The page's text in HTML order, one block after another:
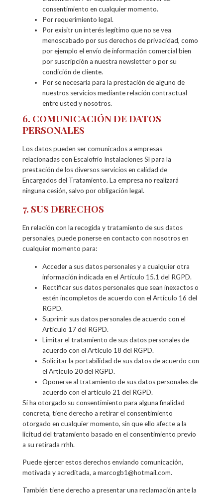
consentimiento en cualquier momento.
Por requerimiento legal.
Por exisitr un interés legítimo que no se vea
menoscabado por sus derechos de privacidad, como
por ejemplo el envío de información comercial bien
por suscripción a nuestra newsletter o por su
condición de cliente.
Por se necesaria para la prestación de alguno de
nuestros servicios mediante relación contractual
entre usted y nosotros.
6. COMUNICACIÓN DE DATOS
PERSONALES
Los datos pueden ser comunicados a empresas
relacionadas con Escalofrio Instalaciones Sl para la
prestación de los diversos servicios en calidad de
Encargados del Tratamiento. La empresa no realizará
ninguna cesión, salvo por obligación legal.
7. SUS DERECHOS
En relación con la recogida y tratamiento de sus datos
personales, puede ponerse en contacto con nosotros en
cualquier momento para:
Acceder a sus datos personales y a cualquier otra
información indicada en el Artículo 15.1 del RGPD.
Rectificar sus datos personales que sean inexactos o
estén incompletos de acuerdo con el Artículo 16 del
RGPD.
Suprimir sus datos personales de acuerdo con el
Artículo 17 del RGPD.
Limitar el tratamiento de sus datos personales de
acuerdo con el Artículo 18 del RGPD.
Solicitar la portabilidad de sus datos de acuerdo con
el Artículo 20 del RGPD.
Oponerse al tratamiento de sus datos personales de
acuerdo con el artículo 21 del RGPD.
Si ha otorgado su consentimiento para alguna finalidad
concreta, tiene derecho a retirar el consentimiento
otorgado en cualquier momento, sin que ello afecte a la
licitud del tratamiento basado en el consentimiento previo
a su retirada rrhh.
Puede ejercer estos derechos enviando comunicación,
motivada y acreditada, a marcogb1@hotmail.com.
También tiene derecho a presentar una reclamación ante la